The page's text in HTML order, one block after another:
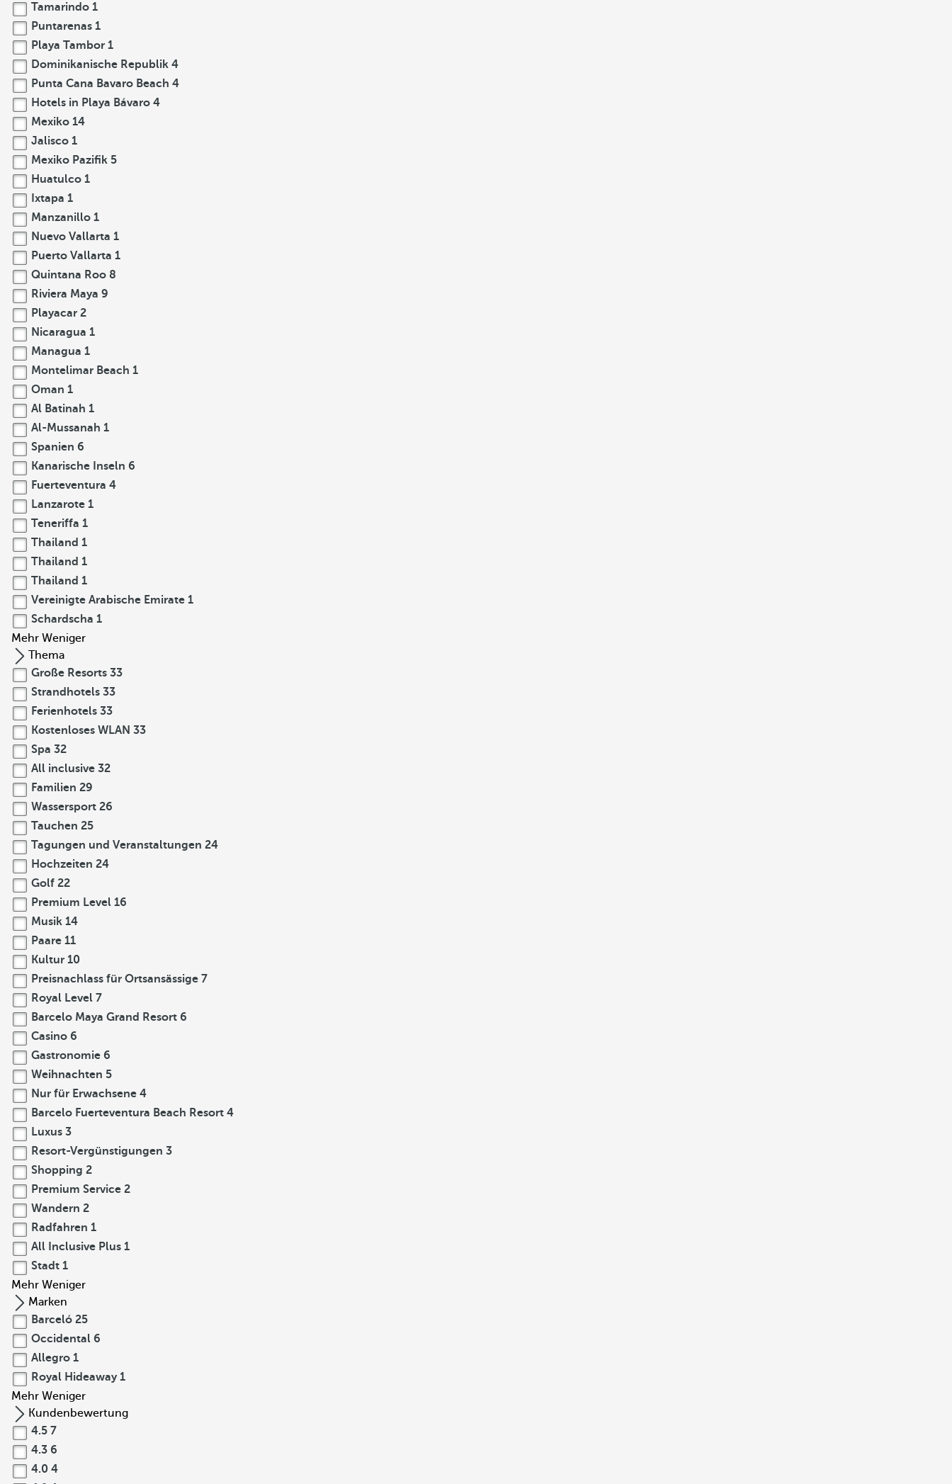
Tamarindo 1
Puntarenas 1
Playa Tambor 1
Dominikanische Republik 4
Punta Cana Bavaro Beach 4
Hotels in Playa Bávaro 4
Mexiko 14
Jalisco 1
Mexiko Pazifik 5
Huatulco 1
Ixtapa 1
Manzanillo 1
Nuevo Vallarta 1
Puerto Vallarta 1
Quintana Roo 8
Riviera Maya 9
Playacar 2
Nicaragua 1
Managua 1
Montelimar Beach 1
Oman 1
Al Batinah 1
Al-Mussanah 1
Spanien 6
Kanarische Inseln 6
Fuerteventura 4
Lanzarote 1
Teneriffa 1
Thailand 1
Thailand 1
Thailand 1
Vereinigte Arabische Emirate 1
Schardscha 1
Mehr Weniger
Thema
Große Resorts 33
Strandhotels 33
Ferienhotels 33
Kostenloses WLAN 33
Spa 32
All inclusive 32
Familien 29
Wassersport 26
Tauchen 25
Tagungen und Veranstaltungen 24
Hochzeiten 24
Golf 22
Premium Level 16
Musik 14
Paare 11
Kultur 10
Preisnachlass für Ortsansässige 7
Royal Level 7
Barcelo Maya Grand Resort 6
Casino 6
Gastronomie 6
Weihnachten 5
Nur für Erwachsene 4
Barcelo Fuerteventura Beach Resort 4
Luxus 3
Resort-Vergünstigungen 3
Shopping 2
Premium Service 2
Wandern 2
Radfahren 1
All Inclusive Plus 1
Stadt 1
Mehr Weniger
Marken
Barceló 25
Occidental 6
Allegro 1
Royal Hideaway 1
Mehr Weniger
Kundenbewertung
4.5 7
4.3 6
4.0 4